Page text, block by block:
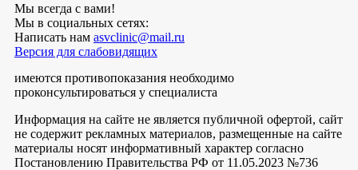
Мы всегда с вами!
Мы в социальных сетях:
Написать нам asvclinic@mail.ru
Версия для слабовидящих
имеются противопоказания необходимо
проконсультироваться у специалиста
Информация на сайте не является публичной офертой, сайт
не содержит рекламных материалов, размещенные на сайте
материалы носят информативный характер согласно
Постановлению Правительства РФ от 11.05.2023 №736